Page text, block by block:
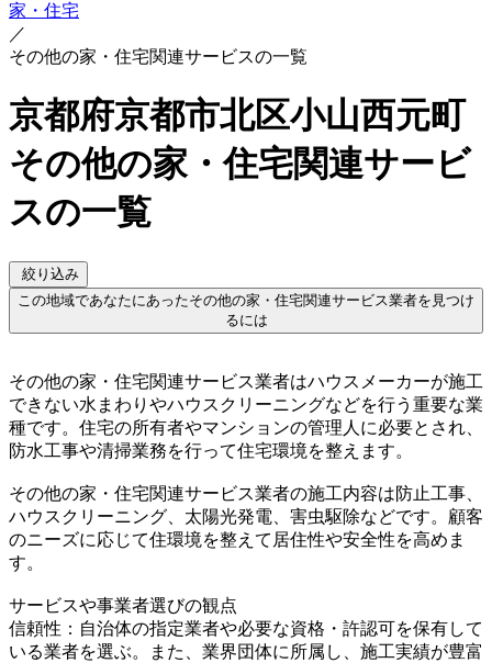
家・住宅
／
その他の家・住宅関連サービスの一覧
京都府京都市北区小山西元町
その他の家・住宅関連サービ
スの一覧
絞り込み
この地域であなたにあったその他の家・住宅関連サービス業者を見つけ
るには
その他の家・住宅関連サービス業者はハウスメーカーが施工
できない水まわりやハウスクリーニングなどを行う重要な業
種です。住宅の所有者やマンションの管理人に必要とされ、
防水工事や清掃業務を行って住宅環境を整えます。
その他の家・住宅関連サービス業者の施工内容は防止工事、
ハウスクリーニング、太陽光発電、害虫駆除などです。顧客
のニーズに応じて住環境を整えて居住性や安全性を高めま
す。
サービスや事業者選びの観点
信頼性：自治体の指定業者や必要な資格・許認可を保有して
いる業者を選ぶ。また、業界団体に所属し、施工実績が豊富